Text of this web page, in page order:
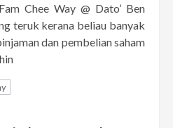
Chee Way @ Dato’ Ben
teruk kerana beliau banyak
dan pembelian saham